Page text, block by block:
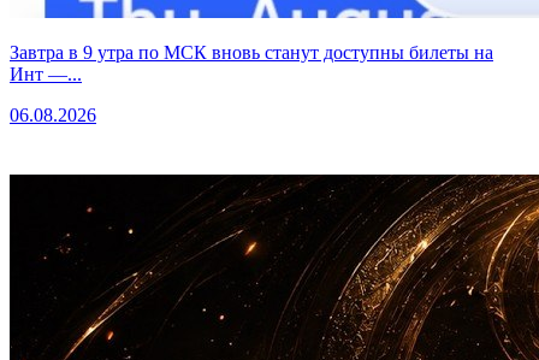
Завтра в 9 утра по МСК вновь станут доступны билеты на
Инт —...
06.08.2026